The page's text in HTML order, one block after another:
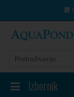
Izbornik